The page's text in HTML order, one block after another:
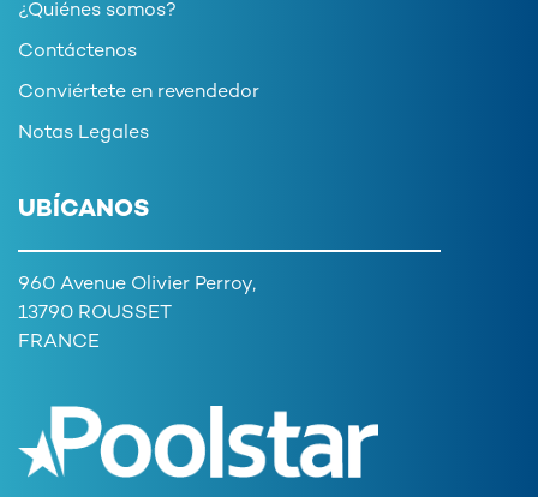
¿Quiénes somos?
Contáctenos
Conviértete en revendedor
Notas Legales
UBÍCANOS
960 Avenue Olivier Perroy,
13790 ROUSSET
FRANCE